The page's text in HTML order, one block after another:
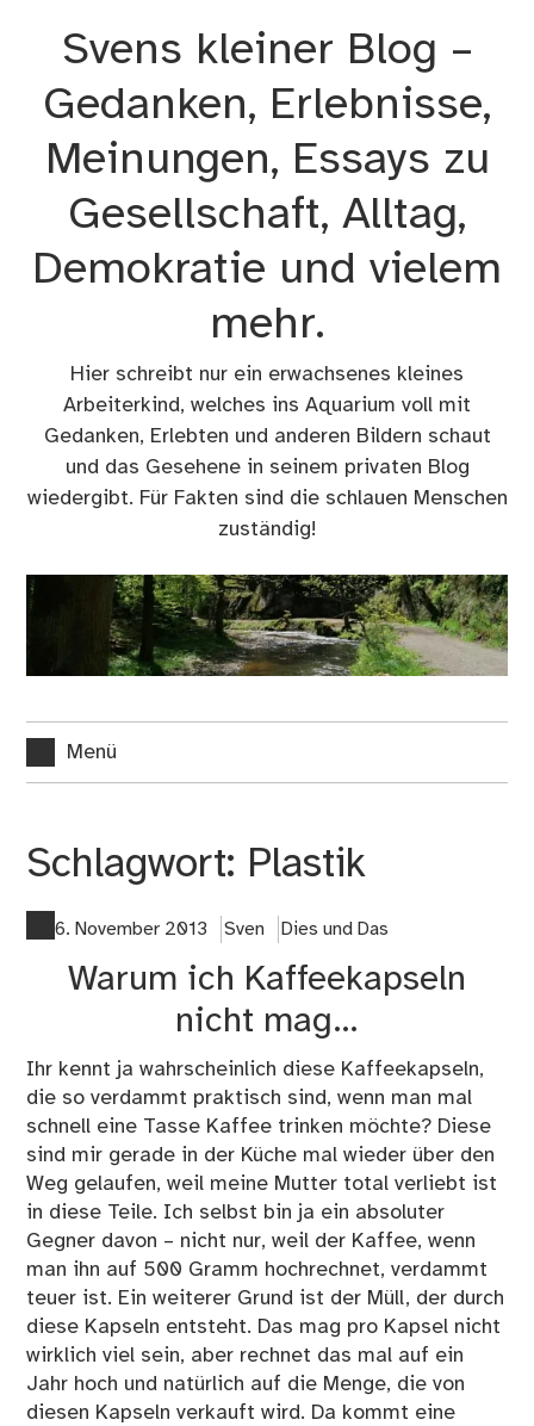
Svens kleiner Blog –
Gedanken, Erlebnisse,
Meinungen, Essays zu
Gesellschaft, Alltag,
Demokratie und vielem
mehr.
Hier schreibt nur ein erwachsenes kleines
Arbeiterkind, welches ins Aquarium voll mit
Gedanken, Erlebten und anderen Bildern schaut
und das Gesehene in seinem privaten Blog
wiedergibt. Für Fakten sind die schlauen Menschen
zuständig!
Menü
Schlagwort: Plastik
6. November 2013 Sven Dies und Das
Warum ich Kaffeekapseln
nicht mag…
Ihr kennt ja wahrscheinlich diese Kaffeekapseln,
die so verdammt praktisch sind, wenn man mal
schnell eine Tasse Kaffee trinken möchte? Diese
sind mir gerade in der Küche mal wieder über den
Weg gelaufen, weil meine Mutter total verliebt ist
in diese Teile. Ich selbst bin ja ein absoluter
Gegner davon – nicht nur, weil der Kaffee, wenn
man ihn auf 500 Gramm hochrechnet, verdammt
teuer ist. Ein weiterer Grund ist der Müll, der durch
diese Kapseln entsteht. Das mag pro Kapsel nicht
wirklich viel sein, aber rechnet das mal auf ein
Jahr hoch und natürlich auf die Menge, die von
diesen Kapseln verkauft wird. Da kommt eine